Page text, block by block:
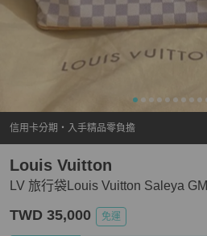
信用卡分期・入手精品零負擔
LV 旅行袋Louis Vuitton Saleya GM
Louis Vuitton
TWD 35,000 免運